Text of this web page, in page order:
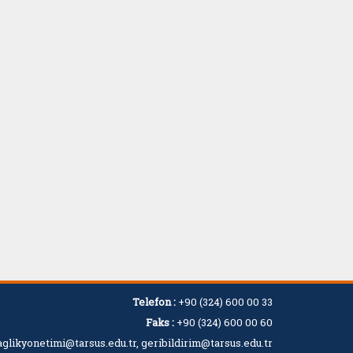
Telefon : +90 (324) 600 00 33
Faks : +90 (324) 600 00 60
geribildirim@tarsus.edu.tr